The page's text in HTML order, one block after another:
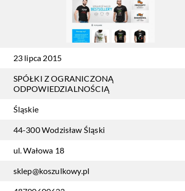
23 lipca 2015
SPÓŁKI Z OGRANICZONĄ
ODPOWIEDZIALNOŚCIĄ
Śląskie
44-300 Wodzisław Śląski
ul. Wałowa 18
sklep@koszulkowy.pl